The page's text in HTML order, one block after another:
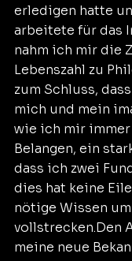
erledigen hatte
arbeitete für das
nahm ich mir die
Lebenszahl zu
zum Schluss,
mich und mein
wie ich mir immer
Belangen, ein
dass ich zwei
dies hat keine
nötige Wissen
vollstrecken.Den
meine neue